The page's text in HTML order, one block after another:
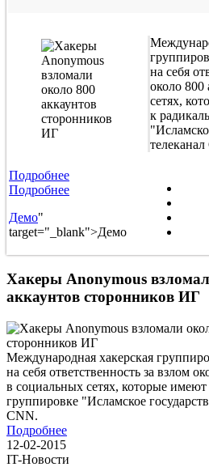
на себя
около 800
сетях,
к
Подробнее
Подробнее
Демо"
target="_blank">Демо
Хакеры Anonymous
аккаунтов сторонников ИГ
Международная хакерская
на себя ответственность за взлом
в социальных сетях, которые
группировке "Исламское
CNN.
Подробнее
12-02-2015
IT-Новости